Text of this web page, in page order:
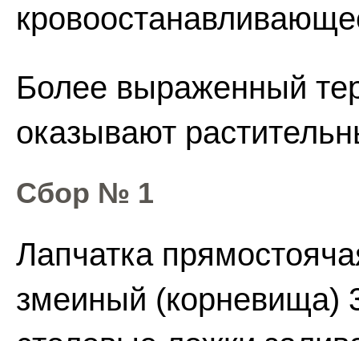
Более выраженный
оказывают
Сбор № 1
Лапчатка
змеиный (корневища)